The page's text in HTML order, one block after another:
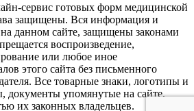
сервис готовых форм медицинской
защищены. Вся информация и
данном сайте, защищены законами
воспроизведение,
или любое иное
этого сайта без письменного
Все товарные знаки, логотипы и
документы упомянутые на сайте,
их законных владельцев.